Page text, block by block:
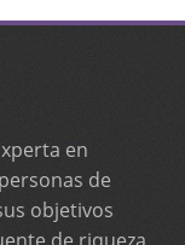
en
de
objetivos